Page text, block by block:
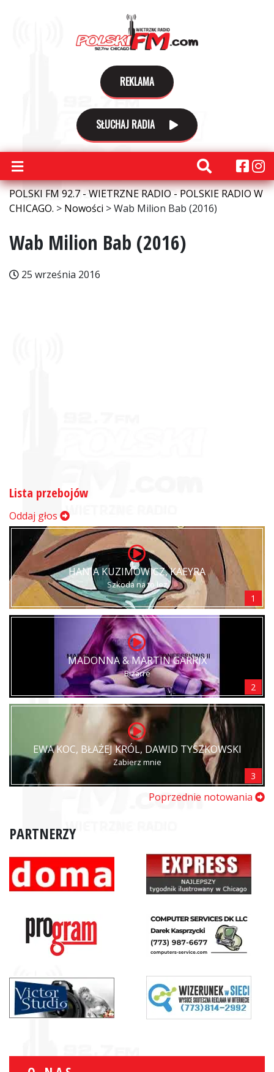
REKLAMA
SŁUCHAJ RADIA
POLSKI FM 92.7 - WIETRZNE RADIO - POLSKIE RADIO W
CHICAGO. > Nowości >Wab Milion Bab (2016)
Wab Milion Bab (2016)
25 września 2016
Lista przebojów
Oddaj głos
HANIA KUZIMOWICZ, KAEYRA
Szkoda na to łez
1
MADONNA & MARTIN GARRIX
Bizarre
2
EWA KOC, BŁAŻEJ KRÓL, DAWID TYSZKOWSKI
Zabierz mnie
3
Poprzednie notowania
PARTNERZY